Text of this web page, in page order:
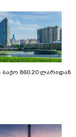
ბაქო 860.20 ლარიდან